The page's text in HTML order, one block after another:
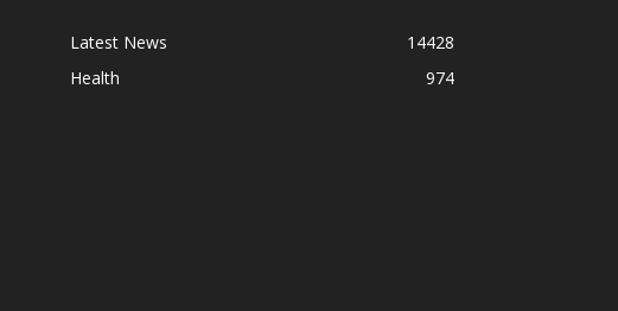
Latest News
14428
Health
974